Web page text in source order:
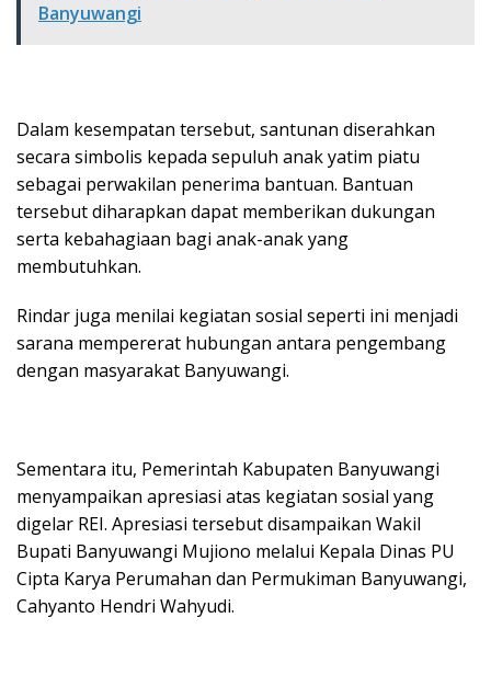
Banyuwangi
Dalam kesempatan tersebut, santunan diserahkan
secara simbolis kepada sepuluh anak yatim piatu
sebagai perwakilan penerima bantuan. Bantuan
tersebut diharapkan dapat memberikan dukungan
serta kebahagiaan bagi anak-anak yang
membutuhkan.
Rindar juga menilai kegiatan sosial seperti ini menjadi
sarana mempererat hubungan antara pengembang
dengan masyarakat Banyuwangi.
Sementara itu, Pemerintah Kabupaten Banyuwangi
menyampaikan apresiasi atas kegiatan sosial yang
digelar REI. Apresiasi tersebut disampaikan Wakil
Bupati Banyuwangi Mujiono melalui Kepala Dinas PU
Cipta Karya Perumahan dan Permukiman Banyuwangi,
Cahyanto Hendri Wahyudi.